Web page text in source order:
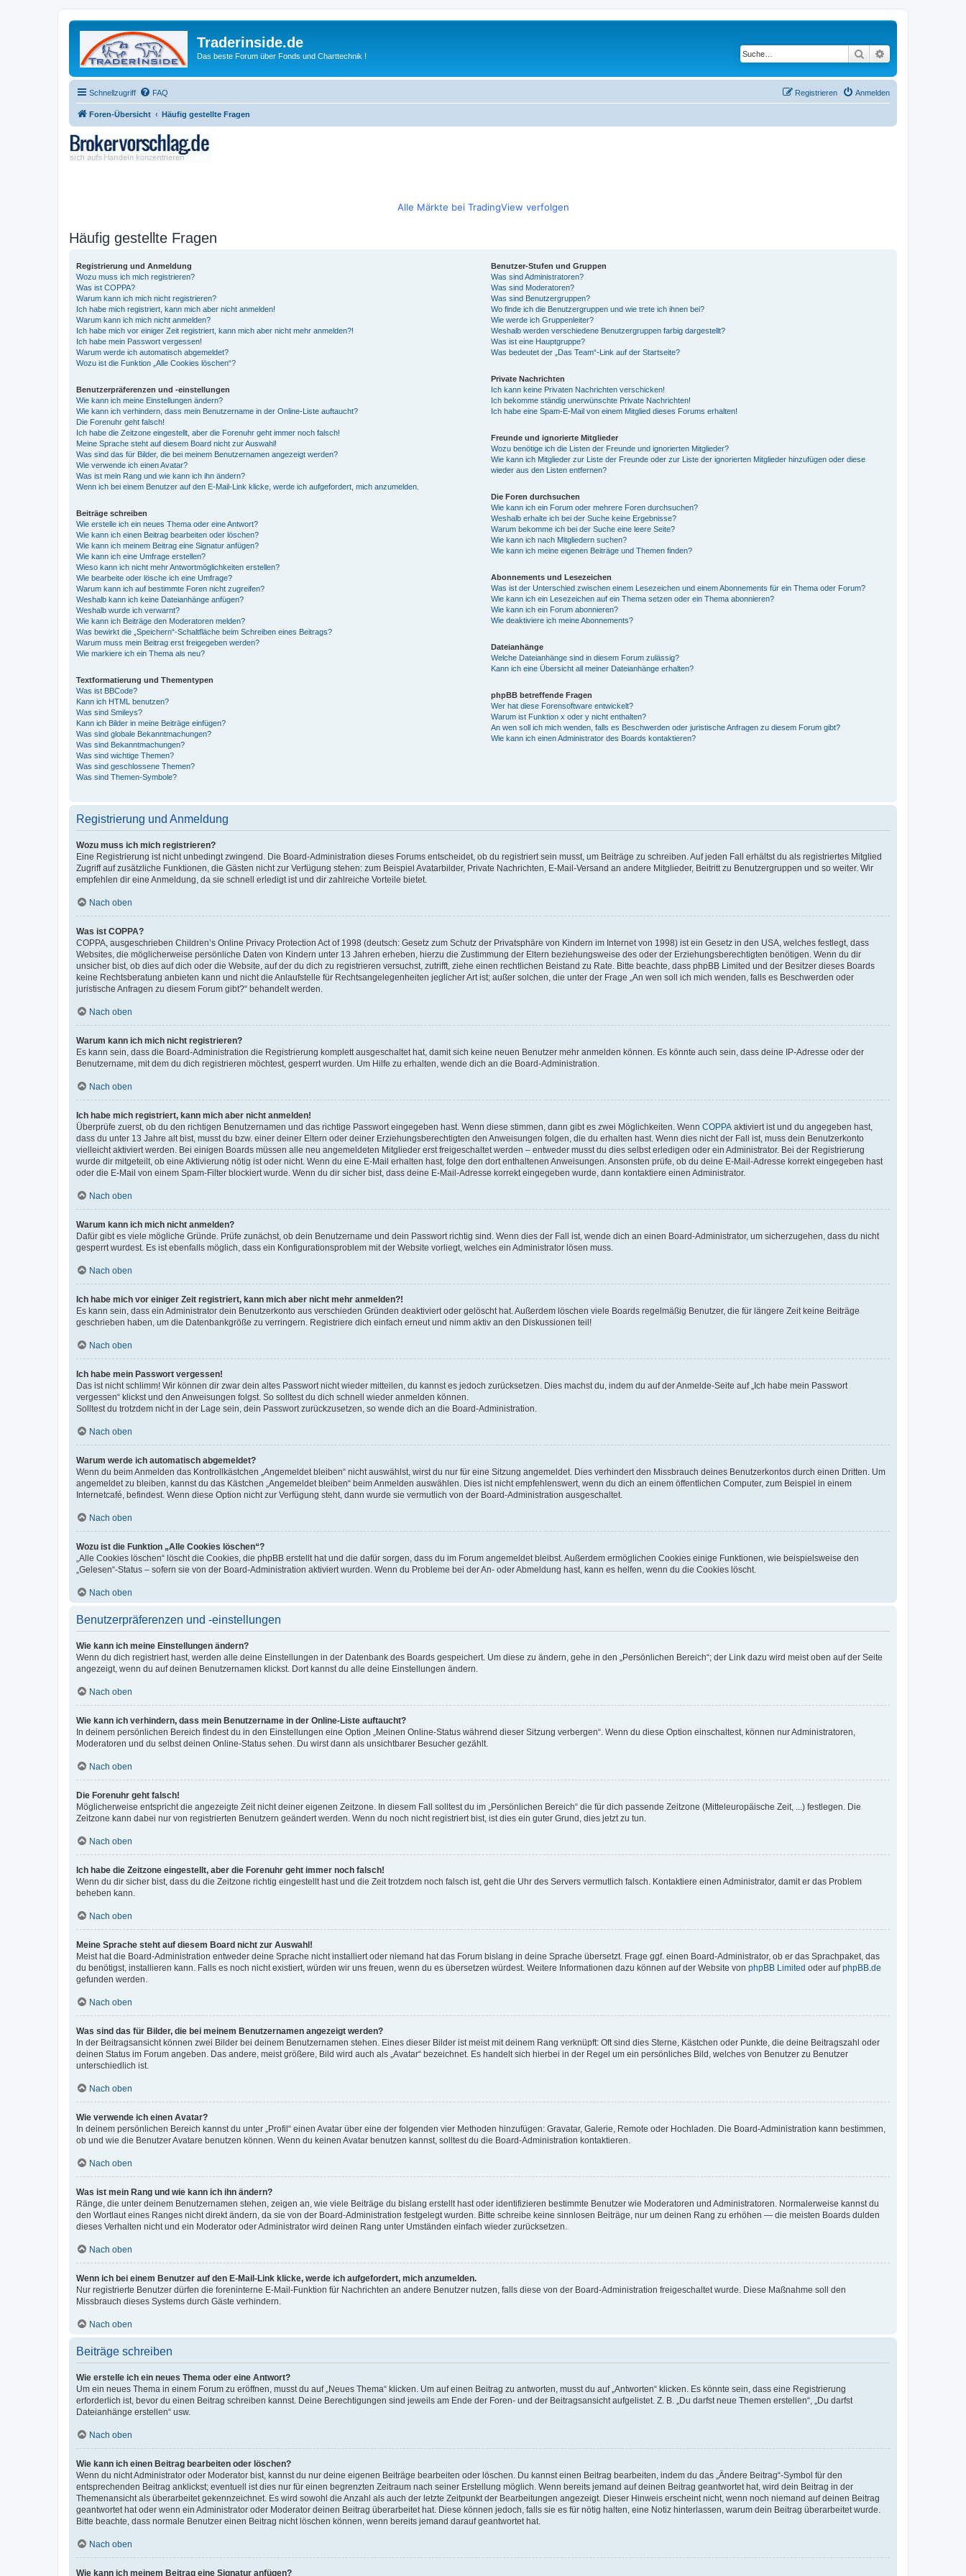
Traderinside.de
Das beste Forum über Fonds und Charttechnik ! Suche
Schnellzugriff FAQ Anmelden
Registrieren
Foren-Übersicht Häufig gestellte Fragen
Alle Märkte bei TradingView verfolgen
Häufig gestellte Fragen
Registrierung und Anmeldung
Wozu muss ich mich registrieren?
Was ist COPPA?
Warum kann ich mich nicht registrieren?
Ich habe mich registriert, kann mich aber nicht anmelden!
Warum kann ich mich nicht anmelden?
Ich habe mich vor einiger Zeit registriert, kann mich aber nicht mehr anmelden?!
Ich habe mein Passwort vergessen!
Warum werde ich automatisch abgemeldet?
Wozu ist die Funktion „Alle Cookies löschen“?
Benutzerpräferenzen und -einstellungen
Wie kann ich meine Einstellungen ändern?
Wie kann ich verhindern, dass mein Benutzername in der Online-Liste auftaucht?
Die Forenuhr geht falsch!
Ich habe die Zeitzone eingestellt, aber die Forenuhr geht immer noch falsch!
Meine Sprache steht auf diesem Board nicht zur Auswahl!
Was sind das für Bilder, die bei meinem Benutzernamen angezeigt werden?
Wie verwende ich einen Avatar?
Was ist mein Rang und wie kann ich ihn ändern?
Wenn ich bei einem Benutzer auf den E-Mail-Link klicke, werde ich aufgefordert, mich anzumelden.
Beiträge schreiben
Wie erstelle ich ein neues Thema oder eine Antwort?
Wie kann ich einen Beitrag bearbeiten oder löschen?
Wie kann ich meinem Beitrag eine Signatur anfügen?
Wie kann ich eine Umfrage erstellen?
Wieso kann ich nicht mehr Antwortmöglichkeiten erstellen?
Wie bearbeite oder lösche ich eine Umfrage?
Warum kann ich auf bestimmte Foren nicht zugreifen?
Weshalb kann ich keine Dateianhänge anfügen?
Weshalb wurde ich verwarnt?
Wie kann ich Beiträge den Moderatoren melden?
Was bewirkt die „Speichern“-Schaltfläche beim Schreiben eines Beitrags?
Warum muss mein Beitrag erst freigegeben werden?
Wie markiere ich ein Thema als neu?
Textformatierung und Thementypen
Was ist BBCode?
Kann ich HTML benutzen?
Was sind Smileys?
Kann ich Bilder in meine Beiträge einfügen?
Was sind globale Bekanntmachungen?
Was sind Bekanntmachungen?
Was sind wichtige Themen?
Was sind geschlossene Themen?
Was sind Themen-Symbole?
Benutzer-Stufen und Gruppen
Was sind Administratoren?
Was sind Moderatoren?
Was sind Benutzergruppen?
Wo finde ich die Benutzergruppen und wie trete ich ihnen bei?
Wie werde ich Gruppenleiter?
Weshalb werden verschiedene Benutzergruppen farbig dargestellt?
Was ist eine Hauptgruppe?
Was bedeutet der „Das Team“-Link auf der Startseite?
Private Nachrichten
Ich kann keine Privaten Nachrichten verschicken!
Ich bekomme ständig unerwünschte Private Nachrichten!
Ich habe eine Spam-E-Mail von einem Mitglied dieses Forums erhalten!
Freunde und ignorierte Mitglieder
Wozu benötige ich die Listen der Freunde und ignorierten Mitglieder?
Wie kann ich Mitglieder zur Liste der Freunde oder zur Liste der ignorierten Mitglieder hinzufügen oder diese
wieder aus den Listen entfernen?
Die Foren durchsuchen
Wie kann ich ein Forum oder mehrere Foren durchsuchen?
Weshalb erhalte ich bei der Suche keine Ergebnisse?
Warum bekomme ich bei der Suche eine leere Seite?
Wie kann ich nach Mitgliedern suchen?
Wie kann ich meine eigenen Beiträge und Themen finden?
Abonnements und Lesezeichen
Was ist der Unterschied zwischen einem Lesezeichen und einem Abonnements für ein Thema oder Forum?
Wie kann ich ein Lesezeichen auf ein Thema setzen oder ein Thema abonnieren?
Wie kann ich ein Forum abonnieren?
Wie deaktiviere ich meine Abonnements?
Dateianhänge
Welche Dateianhänge sind in diesem Forum zulässig?
Kann ich eine Übersicht all meiner Dateianhänge erhalten?
phpBB betreffende Fragen
Wer hat diese Forensoftware entwickelt?
Warum ist Funktion x oder y nicht enthalten?
An wen soll ich mich wenden, falls es Beschwerden oder juristische Anfragen zu diesem Forum gibt?
Wie kann ich einen Administrator des Boards kontaktieren?
Registrierung und Anmeldung
Wozu muss ich mich registrieren?
Eine Registrierung ist nicht unbedingt zwingend. Die Board-Administration dieses Forums entscheidet, ob du registriert sein musst, um Beiträge zu schreiben. Auf jeden Fall erhältst du als registriertes Mitglied
Zugriff auf zusätzliche Funktionen, die Gästen nicht zur Verfügung stehen: zum Beispiel Avatarbilder, Private Nachrichten, E-Mail-Versand an andere Mitglieder, Beitritt zu Benutzergruppen und so weiter. Wir
empfehlen dir eine Anmeldung, da sie schnell erledigt ist und dir zahlreiche Vorteile bietet.
Nach oben
Was ist COPPA?
COPPA, ausgeschrieben Children’s Online Privacy Protection Act of 1998 (deutsch: Gesetz zum Schutz der Privatsphäre von Kindern im Internet von 1998) ist ein Gesetz in den USA, welches festlegt, dass
Websites, die möglicherweise persönliche Daten von Kindern unter 13 Jahren erheben, hierzu die Zustimmung der Eltern beziehungsweise des oder der Erziehungsberechtigten benötigen. Wenn du dir
unsicher bist, ob dies auf dich oder die Website, auf der du dich zu registrieren versuchst, zutrifft, ziehe einen rechtlichen Beistand zu Rate. Bitte beachte, dass phpBB Limited und der Besitzer dieses Boards
keine Rechtsberatung anbieten kann und nicht die Anlaufstelle für Rechtsangelegenheiten jeglicher Art ist; außer solchen, die unter der Frage „An wen soll ich mich wenden, falls es Beschwerden oder
juristische Anfragen zu diesem Forum gibt?“ behandelt werden.
Nach oben
Warum kann ich mich nicht registrieren?
Es kann sein, dass die Board-Administration die Registrierung komplett ausgeschaltet hat, damit sich keine neuen Benutzer mehr anmelden können. Es könnte auch sein, dass deine IP-Adresse oder der
Benutzername, mit dem du dich registrieren möchtest, gesperrt wurden. Um Hilfe zu erhalten, wende dich an die Board-Administration.
Nach oben
Ich habe mich registriert, kann mich aber nicht anmelden!
Überprüfe zuerst, ob du den richtigen Benutzernamen und das richtige Passwort eingegeben hast. Wenn diese stimmen, dann gibt es zwei Möglichkeiten. Wenn COPPA aktiviert ist und du angegeben hast,
dass du unter 13 Jahre alt bist, musst du bzw. einer deiner Eltern oder deiner Erziehungsberechtigten den Anweisungen folgen, die du erhalten hast. Wenn dies nicht der Fall ist, muss dein Benutzerkonto
vielleicht aktiviert werden. Bei einigen Boards müssen alle neu angemeldeten Mitglieder erst freigeschaltet werden – entweder musst du dies selbst erledigen oder ein Administrator. Bei der Registrierung
wurde dir mitgeteilt, ob eine Aktivierung nötig ist oder nicht. Wenn du eine E-Mail erhalten hast, folge den dort enthaltenen Anweisungen. Ansonsten prüfe, ob du deine E-Mail-Adresse korrekt eingegeben hast
oder die E-Mail von einem Spam-Filter blockiert wurde. Wenn du dir sicher bist, dass deine E-Mail-Adresse korrekt eingegeben wurde, dann kontaktiere einen Administrator.
Nach oben
Warum kann ich mich nicht anmelden?
Dafür gibt es viele mögliche Gründe. Prüfe zunächst, ob dein Benutzername und dein Passwort richtig sind. Wenn dies der Fall ist, wende dich an einen Board-Administrator, um sicherzugehen, dass du nicht
gesperrt wurdest. Es ist ebenfalls möglich, dass ein Konfigurationsproblem mit der Website vorliegt, welches ein Administrator lösen muss.
Nach oben
Ich habe mich vor einiger Zeit registriert, kann mich aber nicht mehr anmelden?!
Es kann sein, dass ein Administrator dein Benutzerkonto aus verschieden Gründen deaktiviert oder gelöscht hat. Außerdem löschen viele Boards regelmäßig Benutzer, die für längere Zeit keine Beiträge
geschrieben haben, um die Datenbankgröße zu verringern. Registriere dich einfach erneut und nimm aktiv an den Diskussionen teil!
Nach oben
Ich habe mein Passwort vergessen!
Das ist nicht schlimm! Wir können dir zwar dein altes Passwort nicht wieder mitteilen, du kannst es jedoch zurücksetzen. Dies machst du, indem du auf der Anmelde-Seite auf „Ich habe mein Passwort
vergessen“ klickst und den Anweisungen folgst. So solltest du dich schnell wieder anmelden können.
Solltest du trotzdem nicht in der Lage sein, dein Passwort zurückzusetzen, so wende dich an die Board-Administration.
Nach oben
Warum werde ich automatisch abgemeldet?
Wenn du beim Anmelden das Kontrollkästchen „Angemeldet bleiben“ nicht auswählst, wirst du nur für eine Sitzung angemeldet. Dies verhindert den Missbrauch deines Benutzerkontos durch einen Dritten. Um
angemeldet zu bleiben, kannst du das Kästchen „Angemeldet bleiben“ beim Anmelden auswählen. Dies ist nicht empfehlenswert, wenn du dich an einem öffentlichen Computer, zum Beispiel in einem
Internetcafé, befindest. Wenn diese Option nicht zur Verfügung steht, dann wurde sie vermutlich von der Board-Administration ausgeschaltet.
Nach oben
Wozu ist die Funktion „Alle Cookies löschen“?
„Alle Cookies löschen“ löscht die Cookies, die phpBB erstellt hat und die dafür sorgen, dass du im Forum angemeldet bleibst. Außerdem ermöglichen Cookies einige Funktionen, wie beispielsweise den
„Gelesen“-Status – sofern sie von der Board-Administration aktiviert wurden. Wenn du Probleme bei der An- oder Abmeldung hast, kann es helfen, wenn du die Cookies löscht.
Nach oben
Benutzerpräferenzen und -einstellungen
Wie kann ich meine Einstellungen ändern?
Wenn du dich registriert hast, werden alle deine Einstellungen in der Datenbank des Boards gespeichert. Um diese zu ändern, gehe in den „Persönlichen Bereich“; der Link dazu wird meist oben auf der Seite
angezeigt, wenn du auf deinen Benutzernamen klickst. Dort kannst du alle deine Einstellungen ändern.
Nach oben
Wie kann ich verhindern, dass mein Benutzername in der Online-Liste auftaucht?
In deinem persönlichen Bereich findest du in den Einstellungen eine Option „Meinen Online-Status während dieser Sitzung verbergen“. Wenn du diese Option einschaltest, können nur Administratoren,
Moderatoren und du selbst deinen Online-Status sehen. Du wirst dann als unsichtbarer Besucher gezählt.
Nach oben
Die Forenuhr geht falsch!
Möglicherweise entspricht die angezeigte Zeit nicht deiner eigenen Zeitzone. In diesem Fall solltest du im „Persönlichen Bereich“ die für dich passende Zeitzone (Mitteleuropäische Zeit, ...) festlegen. Die
Zeitzone kann dabei nur von registrierten Benutzern geändert werden. Wenn du noch nicht registriert bist, ist dies ein guter Grund, dies jetzt zu tun.
Nach oben
Ich habe die Zeitzone eingestellt, aber die Forenuhr geht immer noch falsch!
Wenn du dir sicher bist, dass du die Zeitzone richtig eingestellt hast und die Zeit trotzdem noch falsch ist, geht die Uhr des Servers vermutlich falsch. Kontaktiere einen Administrator, damit er das Problem
beheben kann.
Nach oben
Meine Sprache steht auf diesem Board nicht zur Auswahl!
Meist hat die Board-Administration entweder deine Sprache nicht installiert oder niemand hat das Forum bislang in deine Sprache übersetzt. Frage ggf. einen Board-Administrator, ob er das Sprachpaket, das
du benötigst, installieren kann. Falls es noch nicht existiert, würden wir uns freuen, wenn du es übersetzen würdest. Weitere Informationen dazu können auf der Website von phpBB Limited oder aufphpBB.de
gefunden werden.
Nach oben
Was sind das für Bilder, die bei meinem Benutzernamen angezeigt werden?
In der Beitragsansicht können zwei Bilder bei deinem Benutzernamen stehen. Eines dieser Bilder ist meist mit deinem Rang verknüpft: Oft sind dies Sterne, Kästchen oder Punkte, die deine Beitragszahl oder
deinen Status im Forum angeben. Das andere, meist größere, Bild wird auch als „Avatar“ bezeichnet. Es handelt sich hierbei in der Regel um ein persönliches Bild, welches von Benutzer zu Benutzer
unterschiedlich ist.
Nach oben
Wie verwende ich einen Avatar?
In deinem persönlichen Bereich kannst du unter „Profil“ einen Avatar über eine der folgenden vier Methoden hinzufügen: Gravatar, Galerie, Remote oder Hochladen. Die Board-Administration kann bestimmen,
ob und wie die Benutzer Avatare benutzen können. Wenn du keinen Avatar benutzen kannst, solltest du die Board-Administration kontaktieren.
Nach oben
Was ist mein Rang und wie kann ich ihn ändern?
Ränge, die unter deinem Benutzernamen stehen, zeigen an, wie viele Beiträge du bislang erstellt hast oder identifizieren bestimmte Benutzer wie Moderatoren und Administratoren. Normalerweise kannst du
den Wortlaut eines Ranges nicht direkt ändern, da sie von der Board-Administration festgelegt wurden. Bitte schreibe keine sinnlosen Beiträge, nur um deinen Rang zu erhöhen — die meisten Boards dulden
dieses Verhalten nicht und ein Moderator oder Administrator wird deinen Rang unter Umständen einfach wieder zurücksetzen.
Nach oben
Wenn ich bei einem Benutzer auf den E-Mail-Link klicke, werde ich aufgefordert, mich anzumelden.
Nur registrierte Benutzer dürfen die foreninterne E-Mail-Funktion für Nachrichten an andere Benutzer nutzen, falls diese von der Board-Administration freigeschaltet wurde. Diese Maßnahme soll den
Missbrauch dieses Systems durch Gäste verhindern.
Nach oben
Beiträge schreiben
Wie erstelle ich ein neues Thema oder eine Antwort?
Um ein neues Thema in einem Forum zu eröffnen, musst du auf „Neues Thema“ klicken. Um auf einen Beitrag zu antworten, musst du auf „Antworten“ klicken. Es könnte sein, dass eine Registrierung
erforderlich ist, bevor du einen Beitrag schreiben kannst. Deine Berechtigungen sind jeweils am Ende der Foren- und der Beitragsansicht aufgelistet. Z. B. „Du darfst neue Themen erstellen“, „Du darfst
Dateianhänge erstellen“ usw.
Nach oben
Wie kann ich einen Beitrag bearbeiten oder löschen?
Wenn du nicht Administrator oder Moderator bist, kannst du nur deine eigenen Beiträge bearbeiten oder löschen. Du kannst einen Beitrag bearbeiten, indem du das „Ändere Beitrag“-Symbol für den
entsprechenden Beitrag anklickst; eventuell ist dies nur für einen begrenzten Zeitraum nach seiner Erstellung möglich. Wenn bereits jemand auf deinen Beitrag geantwortet hat, wird dein Beitrag in der
Themenansicht als überarbeitet gekennzeichnet. Es wird sowohl die Anzahl als auch der letzte Zeitpunkt der Bearbeitungen angezeigt. Dieser Hinweis erscheint nicht, wenn noch niemand auf deinen Beitrag
geantwortet hat oder wenn ein Administrator oder Moderator deinen Beitrag überarbeitet hat. Diese können jedoch, falls sie es für nötig halten, eine Notiz hinterlassen, warum dein Beitrag überarbeitet wurde.
Bitte beachte, dass normale Benutzer einen Beitrag nicht löschen können, wenn bereits jemand darauf geantwortet hat.
Nach oben
Wie kann ich meinem Beitrag eine Signatur anfügen?